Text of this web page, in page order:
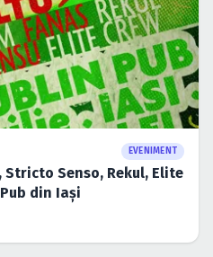
EVENIMENT
Stricto Senso, Rekul, Elite
din Iaşi